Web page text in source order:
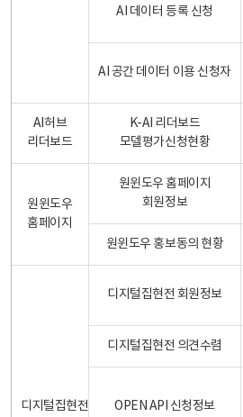
AI 데이터 등록 신청
AI 공간 데이터 이용 신청자
AI허브
리더보드
K-AI 리더보드
모델평가신청현황
원윈도우
홈페이지
원윈도우 홈페이지
회원정보
원윈도우 홍보동의 현황
디지털집현전
디지털집현전 회원정보
디지털집현전 의견수렴
OPEN API 신청정보